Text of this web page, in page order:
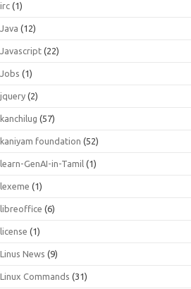
irc (1)
Java (12)
Javascript (22)
Jobs (1)
jquery (2)
kanchilug (57)
kaniyam foundation (52)
learn-GenAI-in-Tamil (1)
lexeme (1)
libreoffice (6)
license (1)
Linus News (9)
Linux Commands (31)